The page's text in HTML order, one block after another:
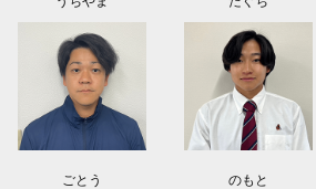
ごとう のもと